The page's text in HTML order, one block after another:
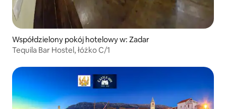
Współdzielony pokój hotelowy w: Zadar
Tequila Bar Hostel, łóżko C/1